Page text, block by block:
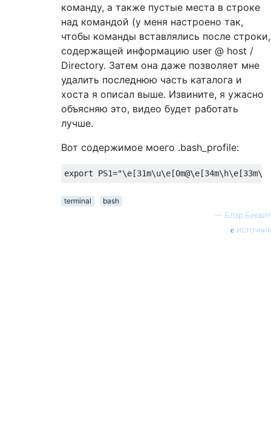
команду, а также пустые места в строке
над командой (у меня настроено так,
чтобы команды вставлялись после строки,
содержащей информацию user @ host /
Directory. Затем она даже позволяет мне
удалить последнюю часть каталога и
хоста я описал выше. Извините, я ужасно
объясняю это, видео будет работать
лучше.
Вот содержимое моего .bash_profile:
export PS1=
terminal
bash
— Блэр Беквит
источник